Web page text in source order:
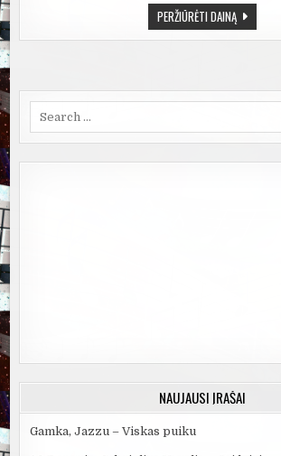
PERŽIŪRĖTI DAINĄANDRIUS
IR
DIEVAS
POETŲ
DAINOS
NAUJAUSI ĮRAŠAI
Gamka, Jazzu – Viskas puiku